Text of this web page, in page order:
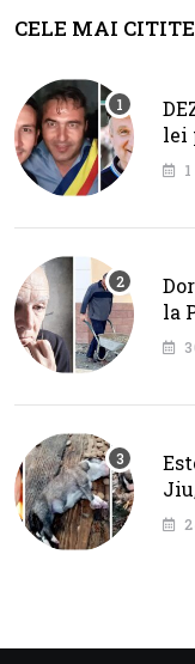
CELE MAI CITITE
lei
la